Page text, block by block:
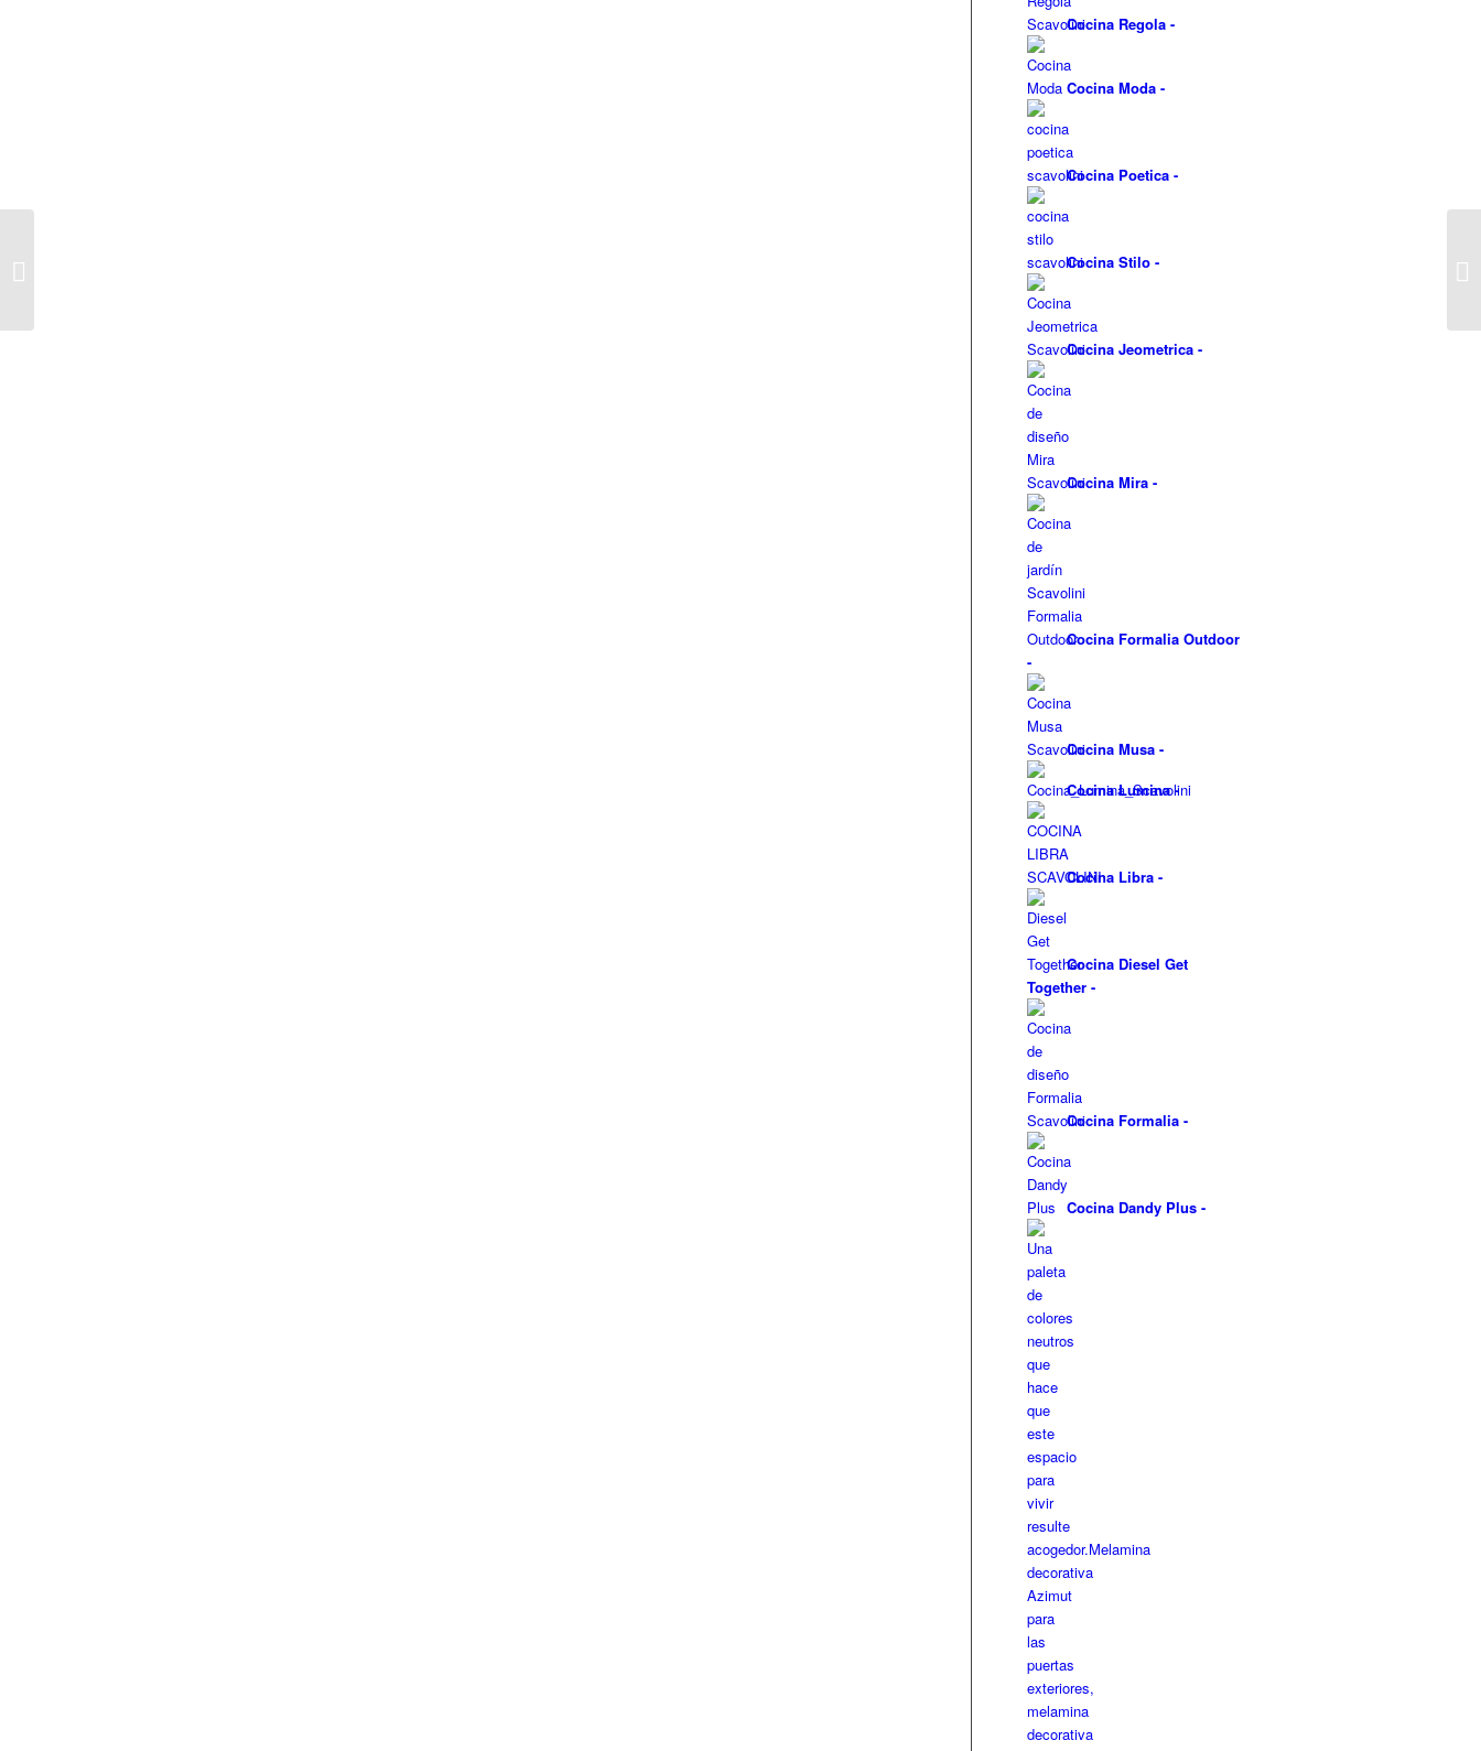
Cocina Regola -
Cocina Moda -
Cocina Poetica -
Cocina Stilo -
Cocina Jeometrica -
Cocina Mira -
Cocina Formalia Outdoor
-
Cocina Musa -
Cocina Lumina-
Cocina Libra -
Cocina Diesel Get
Together -
Cocina Formalia -
Cocina Dandy Plus -